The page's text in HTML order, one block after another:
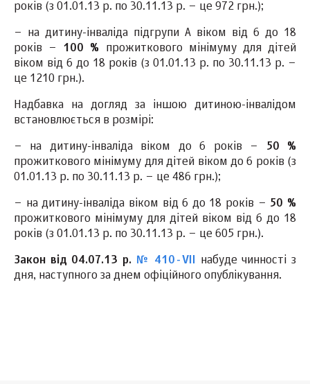
років (з 01.01.13 р. по 30.11.13 р. – це 972 грн.);
– на дитину-інваліда підгрупи А віком від 6 до 18
років – 100 % прожиткового мінімуму для дітей
віком від 6 до 18 років (з 01.01.13 р. по 30.11.13 р. –
це 1210 грн.).
Надбавка на догляд за іншою дитиною-інвалідом
встановлюється в розмірі:
– на дитину-інваліда віком до 6 років – 50 %
прожиткового мінімуму для дітей віком до 6 років (з
01.01.13 р. по 30.11.13 р. – це 486 грн.);
– на дитину-інваліда віком від 6 до 18 років – 50 %
прожиткового мінімуму для дітей віком від 6 до 18
років (з 01.01.13 р. по 30.11.13 р. – це 605 грн.).
Закон від 04.07.13 р. № 410-VII набуде чинності з
дня, наступного за днем офіційного опублікування.